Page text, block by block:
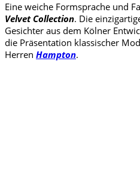
Eine weiche Formsprache und
Velvet Collection. Die
Gesichter aus dem Kölner
die Präsentation klassischer
Herren Hampton.